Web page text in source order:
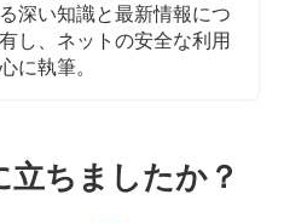
深い知識と最新情報につ
し、ネットの安全な利用
に執筆。
立ちましたか？